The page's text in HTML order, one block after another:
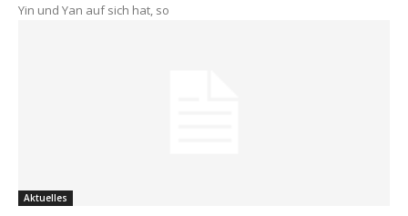
Yin und Yan auf sich hat, so
Aktuelles